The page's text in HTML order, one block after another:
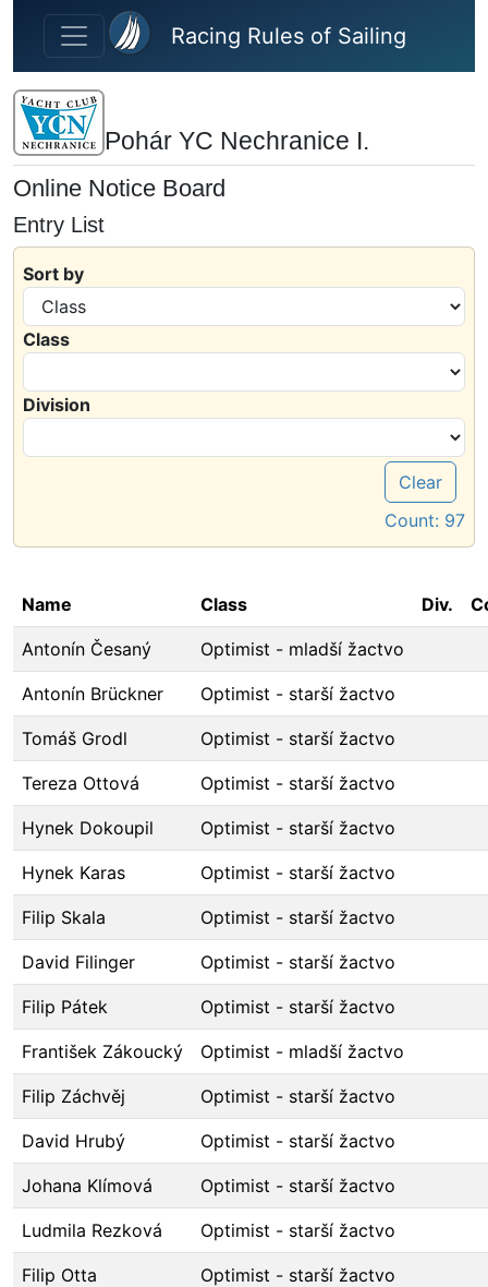
Skip to main content
Racing Rules of Sailing
Pohár YC Nechranice I.
Online Notice Board
Entry List
Sort by
Class
Division
Clear
Count: 97
Name Class Div.
Antonín Česaný Optimist - mladší žactvo
Antonín Brückner Optimist - starší žactvo
Tomáš Grodl Optimist - starší žactvo
Tereza Ottová Optimist - starší žactvo
Hynek Dokoupil Optimist - starší žactvo
Hynek Karas Optimist - starší žactvo
Filip Skala Optimist - starší žactvo
David Filinger Optimist - starší žactvo
Filip Pátek Optimist - starší žactvo
František Zákoucký Optimist - mladší žactvo
Filip Záchvěj Optimist - starší žactvo
David Hrubý Optimist - starší žactvo
Johana Klímová Optimist - starší žactvo
Ludmila Rezková Optimist - starší žactvo
Filip Otta Optimist - starší žactvo